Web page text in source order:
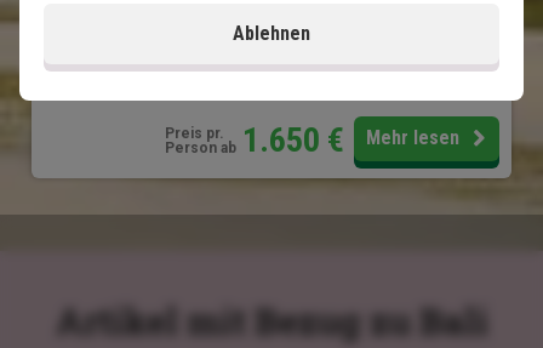
14 Tage
Preis pr.
Person ab 1.650 € Mehr lesen
Artikel mit Bezug zu Bali
Ablehnen